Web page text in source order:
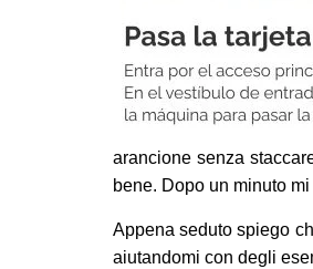
arancione senza
bene. Dopo un minuto
Appena seduto spiego
aiutandomi con degli